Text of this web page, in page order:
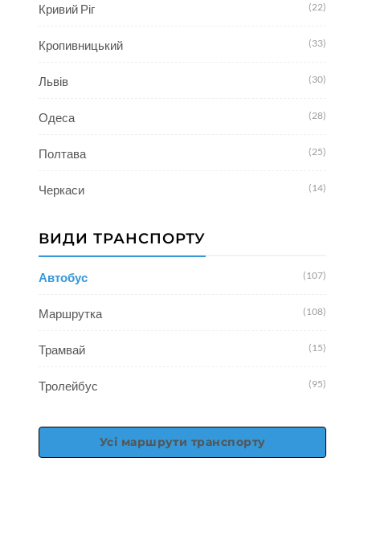
Кривий Ріг (22)
Кропивницький (33)
Львів (30)
Одеса (28)
Полтава (25)
Черкаси (14)
ВИДИ ТРАНСПОРТУ
Автобус (107)
Маршрутка (108)
Трамвай (15)
Тролейбус (95)
Усі маршрути транспорту